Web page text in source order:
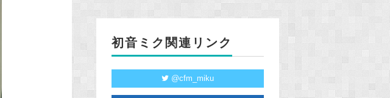
初音ミク関連リンク
@cfm_miku